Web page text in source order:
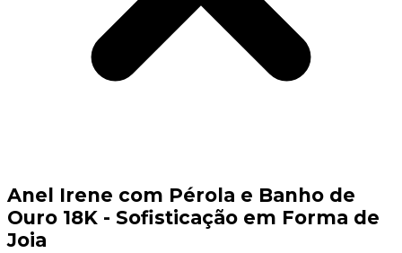
Anel Irene com Pérola e Banho de
Ouro 18K - Sofisticação em Forma de
Joia